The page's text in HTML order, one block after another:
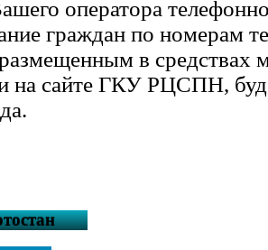
оператора
граждан по номерам
в средствах
на сайте ГКУ РЦСПН,